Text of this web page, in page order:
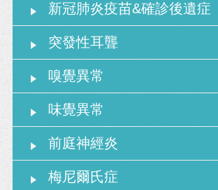
新冠肺炎疫苗&確診後遺症
突發性耳聾
嗅覺異常
味覺異常
前庭神經炎
梅尼爾氏症